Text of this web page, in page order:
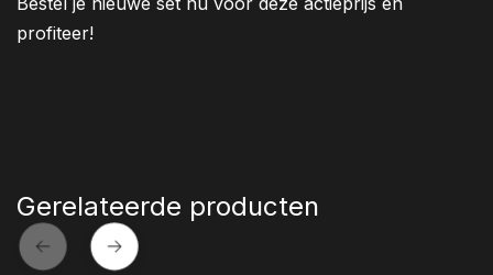
profiteer!
Gerelateerde producten